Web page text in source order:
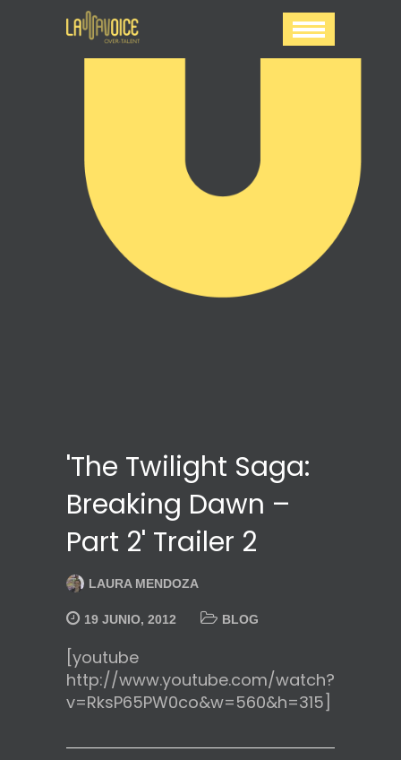
'The Twilight Saga:
Breaking Dawn –
Part 2' Trailer 2
LAURA MENDOZA
19 JUNIO, 2012 BLOG
[youtube
http://www.youtube.com/watch?
v=RksP65PW0co&w=560&h=315]